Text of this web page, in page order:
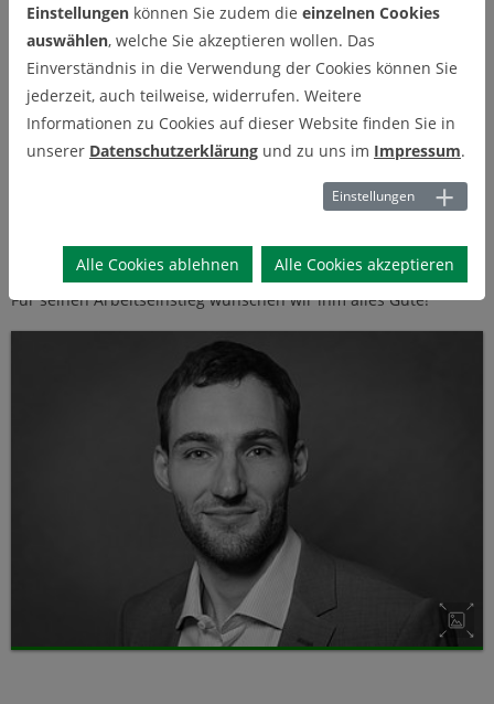
Zum 01. Januar 2021 dürfen wir M.Sc. Jacob Fenner
als neuen wissenschaflichen Mitarbeiter am IFAD
begrüßen.
Herr M. Sc. Jacob Fenner wird unser Team im Bereich der
mechanischen Aufbereitung verstärken und sich hauptsächlich
REALight beschäftigen. Hierbei geht es um die Rückgewinnung
Leichtbaustoffen.
Für seinen Arbeitseinstieg wünschen wir ihm alles Gute!
Einstellungen können Sie zudem die einzelnen Cookies
auswählen, welche Sie akzeptieren wollen. Das
Einverständnis in die Verwendung der Cookies können Sie
jederzeit, auch teilweise, widerrufen. Weitere
Informationen zu Cookies auf dieser Website finden Sie in
unserer Datenschutzerklärung und zu uns im Impressum.
Einstellungen
Alle Cookies ablehnen Alle Cookies akzeptieren